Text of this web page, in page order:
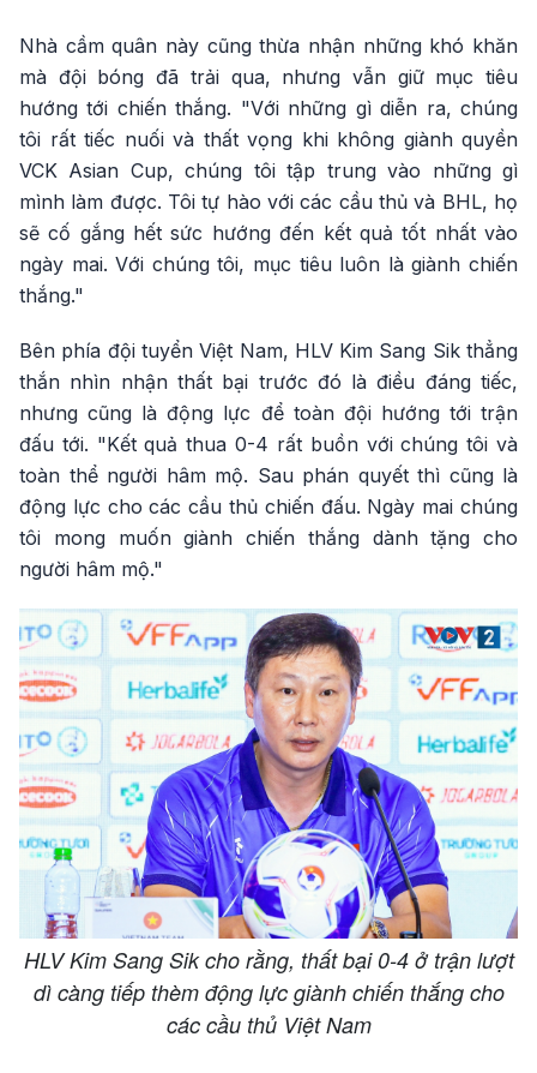
Nhà cầm quân này cũng thừa nhận những khó khăn
mà đội bóng đã trải qua, nhưng vẫn giữ mục tiêu
hướng tới chiến thắng. "Với những gì diễn ra, chúng
tôi rất tiếc nuối và thất vọng khi không giành quyền
VCK Asian Cup, chúng tôi tập trung vào những gì
mình làm được. Tôi tự hào với các cầu thủ và BHL, họ
sẽ cố gắng hết sức hướng đến kết quả tốt nhất vào
ngày mai. Với chúng tôi, mục tiêu luôn là giành chiến
thắng."
Bên phía đội tuyển Việt Nam, HLV Kim Sang Sik thẳng
thắn nhìn nhận thất bại trước đó là điều đáng tiếc,
nhưng cũng là động lực để toàn đội hướng tới trận
đấu tới. "Kết quả thua 0-4 rất buồn với chúng tôi và
toàn thể người hâm mộ. Sau phán quyết thì cũng là
động lực cho các cầu thủ chiến đấu. Ngày mai chúng
tôi mong muốn giành chiến thắng dành tặng cho
người hâm mộ."
HLV Kim Sang Sik cho rằng, thất bại 0-4 ở trận lượt
dì càng tiếp thèm động lực giành chiến thắng cho
các cầu thủ Việt Nam